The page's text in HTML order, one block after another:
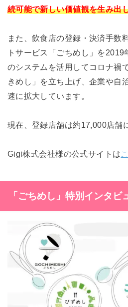
続可能で新しい価値観を生み出
また、飲食店の登録・決済手数
トサービス「ごちめし」を
のシステムを活用してコロナ禍
きめし」を立ち上げ、企業や自
速に拡大しています。
現在、登録店舗は約17,000店舗
Gigi株式会社様の公式サイトは
「ごちめし」特別インタビ